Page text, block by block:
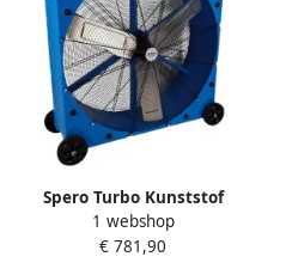
Spero Turbo Kunststof
Vloerventilator | 110 cm |
max 28.200 m3 h SPK1100
1 webshop
€ 781,90